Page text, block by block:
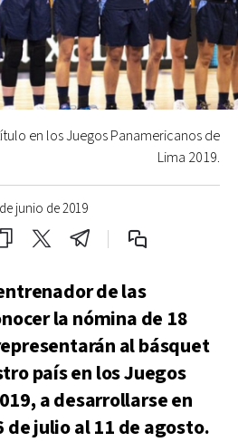
junio de 2019
en los Juegos Panamericanos de
Lima 2019.
de las
la nómina de 18
al básquet
país en los Juegos
a desarrollarse en
de julio al 11 de agosto.